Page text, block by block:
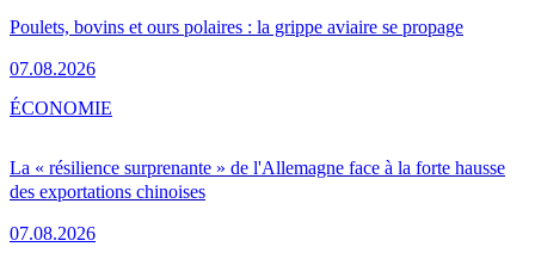
Poulets, bovins et ours polaires : la grippe aviaire se propage
07.08.2026
La « résilience surprenante » de l'Allemagne face à la forte hausse
des exportations chinoises
07.08.2026
ÉCONOMIE